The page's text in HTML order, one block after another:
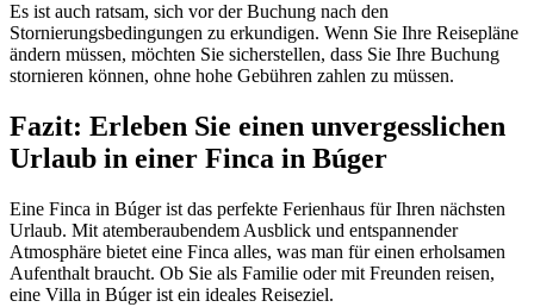
Es ist auch ratsam, sich vor der Buchung nach den
Stornierungsbedingungen zu erkundigen. Wenn Sie Ihre Reisepläne
ändern müssen, möchten Sie sicherstellen, dass Sie Ihre Buchung
stornieren können, ohne hohe Gebühren zahlen zu müssen.
Fazit: Erleben Sie einen unvergesslichen
Urlaub in einer Finca in Búger
Eine Finca in Búger ist das perfekte Ferienhaus für Ihren nächsten
Urlaub. Mit atemberaubendem Ausblick und entspannender
Atmosphäre bietet eine Finca alles, was man für einen erholsamen
Aufenthalt braucht. Ob Sie als Familie oder mit Freunden reisen,
eine Villa in Búger ist ein ideales Reiseziel.